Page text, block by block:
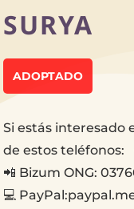
SURYA
ADOPTADO
Si estás interesado
de estos teléfonos:
📲 Bizum ONG:
💻